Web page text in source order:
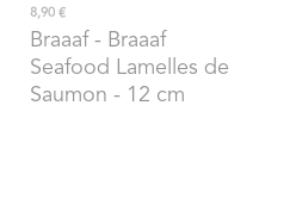
8,90 €
Braaaf- Braaaf
Seafood Lamelles de
Saumon - 12 cm